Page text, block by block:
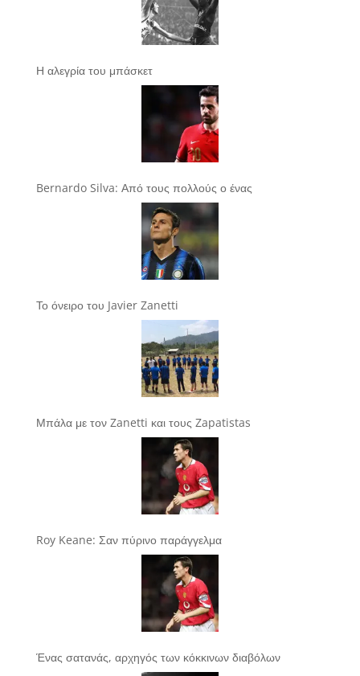
Η αλεγρία του μπάσκετ
Bernardo Silva: Από τους πολλούς ο ένας
Το όνειρο του Javier Zanetti
Μπάλα με τον Zanetti και τους Zapatistas
Roy Keane: Σαν πύρινο παράγγελμα
Ένας σατανάς, αρχηγός των κόκκινων διαβόλων